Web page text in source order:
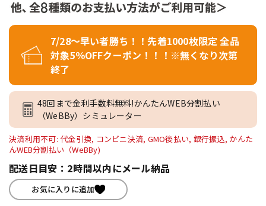
7/28～早い者勝ち！！先着1000枚限定 全品
対象5％OFFクーポン！！！※無くなり次第
終了
48回まで金利手数料無料!かんたんWEB分割払い
（WeBBy）シミュレーター
決済利用不可: 代金引換, コンビニ決済, GMO後払い, 銀行振込, かんた
んWEB分割払い（WeBBy)
配送日目安：2時間以内にメール納品
お気に入りに追加